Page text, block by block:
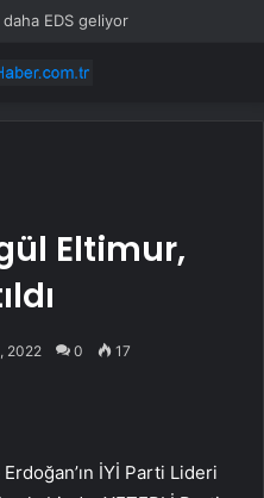
EDS geliyor
Eltimur,
2022 0 17
İYİ Parti Lideri